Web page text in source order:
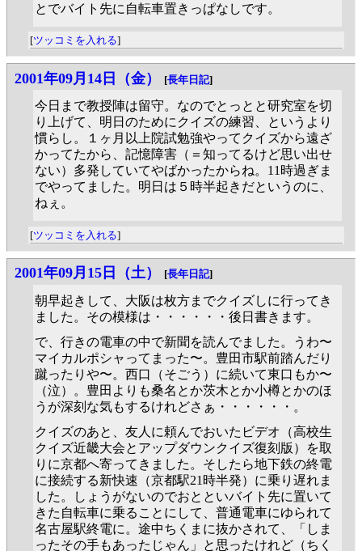
とでバイト先に自転車置きっぱなしです。
[ツッコミを入れる]
2001年09月14日（金） [長年日記]
今日まで教授陣は留守。なのでとっとと研究室を切
り上げて、明日のためにクイズの練習、というより
慣らし。１ヶ月以上院試勉強やってクイズから遠ざ
かってたから、記憶障害（＝知ってるけど思い出せ
ない）多発していてやばかったからね。11時過ぎま
でやってました。明日は５時半起きだというのに、
ねぇ。
[ツッコミを入れる]
2001年09月15日（土） [長年日記]
朝早起きして、大阪は枚方までクイズしに行ってき
ました。その模様は・・・・・・後日書きます。
で、行きの電車の中で新聞を読んでました。うわ〜
マイカルポシャってまった〜。豊田市駅前踏んだり
蹴ったりや〜。西口（そごう）に続いて東口もか〜
（泣）。豊田よりも桑名とか茨木とか小樽とかのほ
うが深刻な気もするけれどさぁ・・・・・・。
クイズのあと、友人に頼んでおいたビデオ（高校生
クイズ近畿大会とアップダウンクイズ復刻版）を取
りに京都へ寄ってきました。そしたら地下鉄の終電
に接続する新快速（京都駅21時半発）に乗り遅れま
した。しょうがないのでおとといバイト先に置いて
きた自転車に乗ることにして、普通電車にゆられて
名古屋駅終電に。途中ちくまに抜かされて、「しま
ったその手もあったじゃん」と思ったけれど（ちく